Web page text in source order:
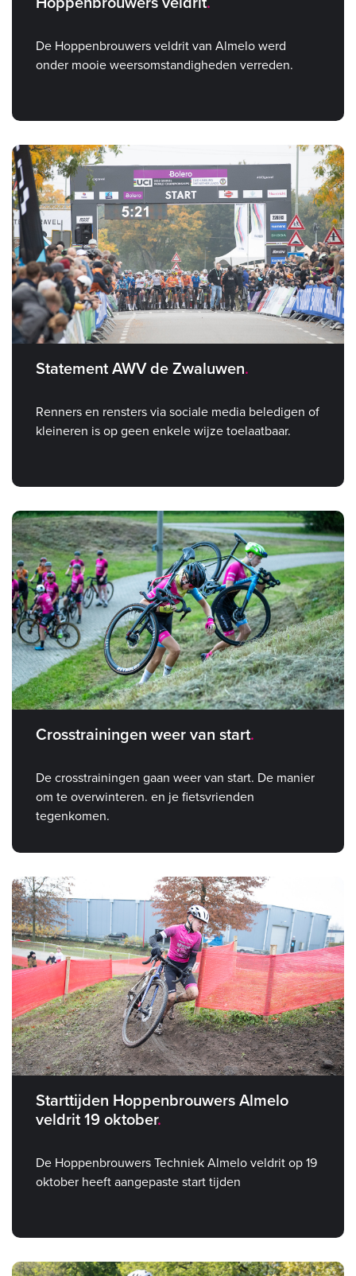
De Hoppenbrouwers veldrit van Almelo werd
onder mooie weersomstandigheden verreden.
Statement AWV de Zwaluwen
Renners en rensters via sociale media beledigen of
kleineren is op geen enkele wijze toelaatbaar.
Crosstrainingen weer van start
De crosstrainingen gaan weer van start. De manier
om te overwinteren. en je fietsvrienden
tegenkomen.
Starttijden Hoppenbrouwers Almelo
veldrit 19 oktober
De Hoppenbrouwers Techniek Almelo veldrit op 19
oktober heeft aangepaste start tijden